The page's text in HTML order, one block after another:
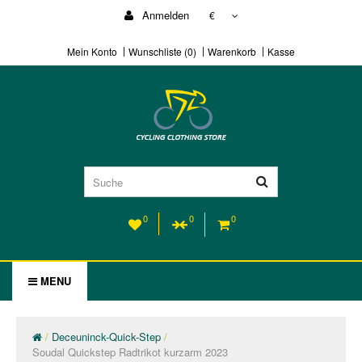
Anmelden €
Mein Konto Wunschliste (0) Warenkorb Kasse
0 0 0
MENU
Deceuninck-Quick-Step
Soudal Quickstep Radtrikot kurzarm 2023